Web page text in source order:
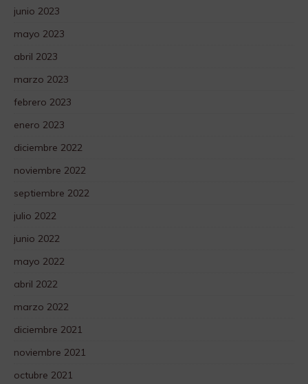
junio 2023
mayo 2023
abril 2023
marzo 2023
febrero 2023
enero 2023
diciembre 2022
noviembre 2022
septiembre 2022
julio 2022
junio 2022
mayo 2022
abril 2022
marzo 2022
diciembre 2021
noviembre 2021
octubre 2021